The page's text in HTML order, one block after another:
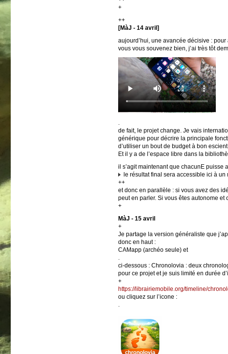
+
++
[MàJ - 14 avril]
aujourd’hui, une avancée décisive :
vous vous souvenez bien, j’ai très tôt
.
de fait, le projet change. Je vais
générique pour décrire la principale
d’utiliser un bout de budget à bon
Et il y a de l’espace libre dans la
il s’agit maintenant que chacunE puisse
le résultat final sera accessible ici à
++
et donc en parallèle : si vous avez des
peut en parler. Si vous êtes autonome
+
MàJ - 15 avril
+
Je partage la version généraliste que
donc en haut :
CAMapp (archéo seule) et
.
ci-dessous : Chronolovia : deux
pour ce projet et je suis limité en durée
+
https://librairiemobile.org/timeline/
ou cliquez sur l’icone :
.